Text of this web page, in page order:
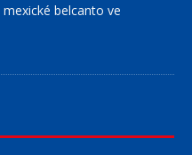
belcanto ve